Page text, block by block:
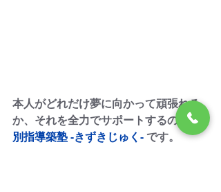
本人がどれだけ夢に向かって頑張れる
か、それを全力でサポートするのが 個
別指導築塾 -きずきじゅく- です。